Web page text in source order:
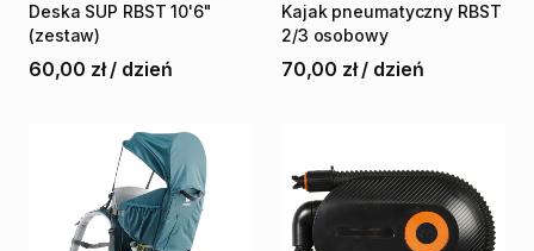
Deska SUP RBST 10'6"
(zestaw)
60,00 zł / dzień
Kajak pneumatyczny RBST
2​/​3 osobowy
70,00 zł / dzień